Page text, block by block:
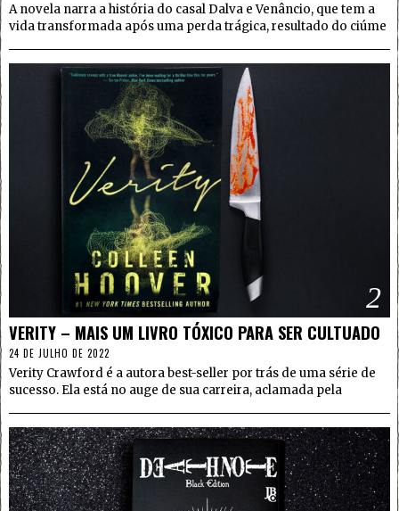
A novela narra a história do casal Dalva e Venâncio, que tem a
vida transformada após uma perda trágica, resultado do ciúme
2
VERITY – MAIS UM LIVRO TÓXICO PARA SER CULTUADO
24 DE JULHO DE 2022
Verity Crawford é a autora best-seller por trás de uma série de
sucesso. Ela está no auge de sua carreira, aclamada pela